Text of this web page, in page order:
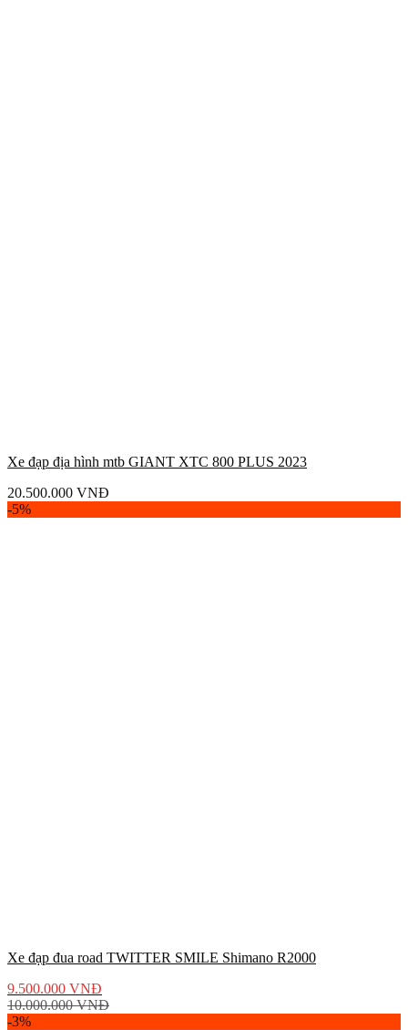
Xe đạp địa hình mtb GIANT XTC 800 PLUS 2023
20.500.000 VNĐ
-5%
Xe đạp đua road TWITTER SMILE Shimano R2000
9.500.000 VNĐ
10.000.000VNĐ
-3%